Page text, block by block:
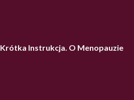
Krótka Instrukcja. O Menopauzie